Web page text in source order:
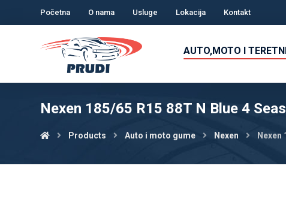
Početna O nama Usluge Lokacija Kontakt
AUTO,MOTO I
Nexen 185/65 R15 88T N Blue 4
Products Auto i moto gume Nexen Nexen